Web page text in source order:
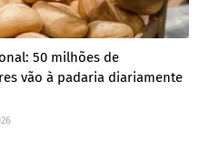
50 milhões de
vão à padaria diariamente